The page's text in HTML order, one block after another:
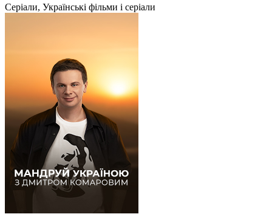
Серіали, Українські фільми і серіали